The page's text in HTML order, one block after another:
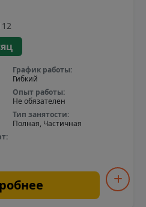
График работы:
Гибкий
Опыт работы:
Не обязателен
Тип занятости:
Полная, Частичная